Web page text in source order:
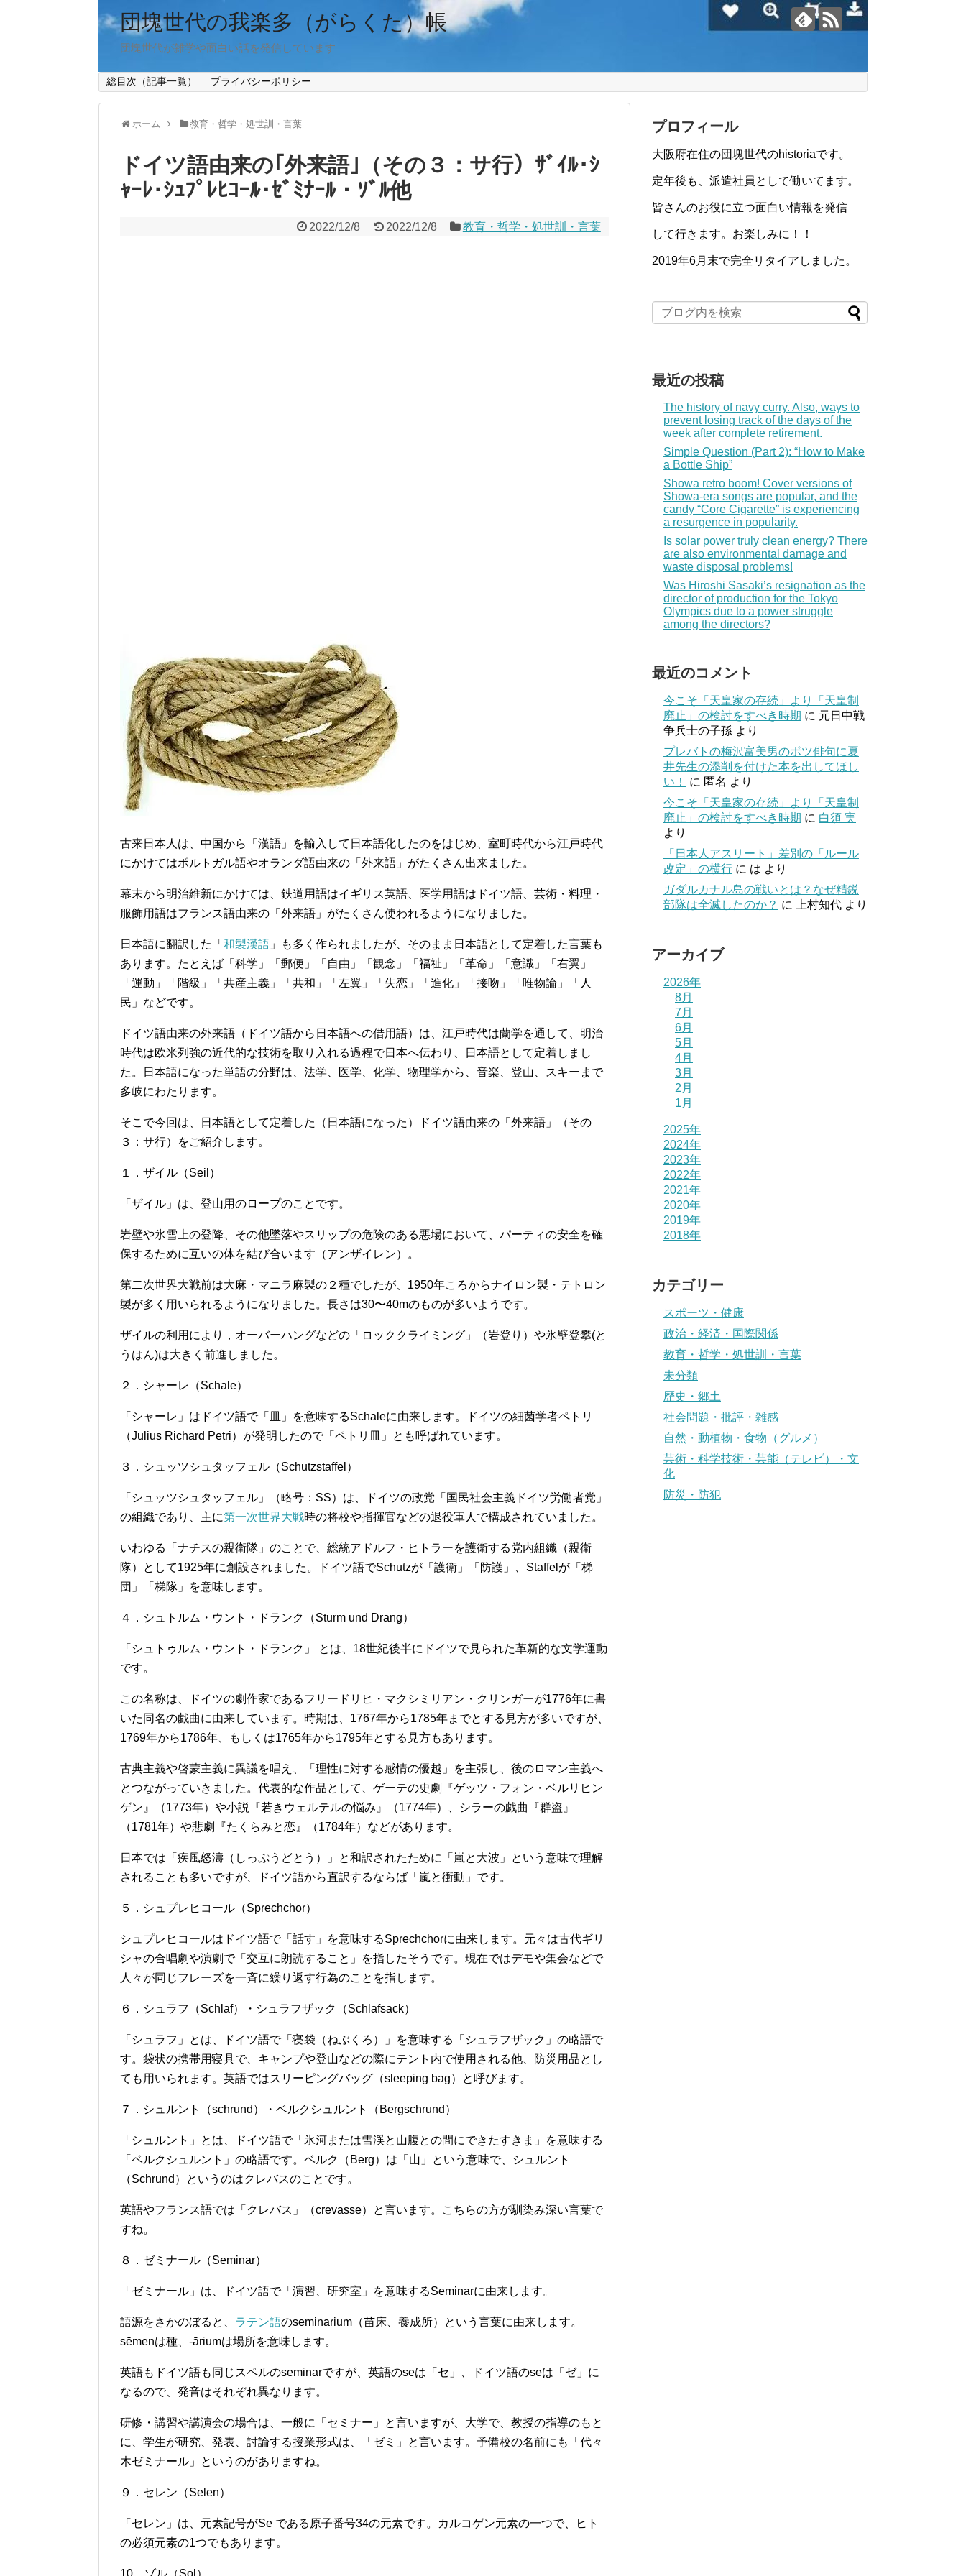
団塊世代の我楽多（がらくた）帳
団塊世代が雑学や面白い話を発信しています
総目次（記事一覧） プライバシーポリシー
ホーム 教育・哲学・処世訓・言葉
ドイツ語由来の｢外来語｣（その３：サ行）ｻﾞｲﾙ･ｼ
ｬｰﾚ･ｼｭﾌﾟﾚﾋｺｰﾙ･ｾﾞﾐﾅｰﾙ・ｿﾞﾙ他
2022/12/8 2022/12/8 教育・哲学・処世訓・言葉
古来日本人は、中国から「漢語」を輸入して日本語化したのをはじめ、室町時代から江戸時代
にかけてはポルトガル語やオランダ語由来の「外来語」がたくさん出来ました。
幕末から明治維新にかけては、鉄道用語はイギリス英語、医学用語はドイツ語、芸術・料理・
服飾用語はフランス語由来の「外来語」がたくさん使われるようになりました。
日本語に翻訳した「 和製漢語 」も多く作られましたが、そのまま日本語として定着した言葉も
あります。たとえば「科学」「郵便」「自由」「観念」「福祉」「革命」「意識」「右翼」
「運動」「階級」「共産主義」「共和」「左翼」「失恋」「進化」「接吻」「唯物論」「人
民」などです。
ドイツ語由来の外来語（ドイツ語から日本語への借用語）は、江戸時代は蘭学を通して、明治
時代は欧米列強の近代的な技術を取り入れる過程で日本へ伝わり、日本語として定着しまし
た。日本語になった単語の分野は、法学、医学、化学、物理学から、音楽、登山、スキーまで
多岐にわたります。
そこで今回は、日本語として定着した（日本語になった）ドイツ語由来の「外来語」（その
３：サ行）をご紹介します。
１．ザイル（Seil）
「ザイル」は、登山用のロープのことです。
岩壁や氷雪上の登降、その他墜落やスリップの危険のある悪場において、パーティの安全を確
保するために互いの体を結び合います（アンザイレン）。
第二次世界大戦前は大麻・マニラ麻製の２種でしたが、1950年ころからナイロン製・テトロン
製が多く用いられるようになりました。長さは30〜40mのものが多いようです。
ザイルの利用により，オーバーハングなどの「ロッククライミング」（岩登り）や氷壁登攀(と
うはん)は大きく前進しました。
２．シャーレ（Schale）
「シャーレ」はドイツ語で「皿」を意味するSchaleに由来します。ドイツの細菌学者ペトリ
（Julius Richard Petri）が発明したので「ペトリ皿」とも呼ばれています。
３．シュッツシュタッフェル（Schutzstaffel）
「シュッツシュタッフェル」（略号：SS）は、ドイツの政党「国民社会主義ドイツ労働者党」
の組織であり、主に第一次世界大戦時の将校や指揮官などの退役軍人で構成されていました。
いわゆる「ナチスの親衛隊」のことで、総統アドルフ・ヒトラーを護衛する党内組織（親衛
隊）として1925年に創設されました。ドイツ語でSchutzが「護衛」「防護」、Staffelが「梯
団」「梯隊」を意味します。
４．シュトルム・ウント・ドランク（Sturm und Drang）
「シュトゥルム・ウント・ドランク」 とは、18世紀後半にドイツで見られた革新的な文学運動
です。
この名称は、ドイツの劇作家であるフリードリヒ・マクシミリアン・クリンガーが1776年に書
いた同名の戯曲に由来しています。時期は、1767年から1785年までとする見方が多いですが、
1769年から1786年、もしくは1765年から1795年とする見方もあります。
古典主義や啓蒙主義に異議を唱え、「理性に対する感情の優越」を主張し、後のロマン主義へ
とつながっていきました。代表的な作品として、ゲーテの史劇『ゲッツ・フォン・ベルリヒン
ゲン』（1773年）や小説『若きウェルテルの悩み』（1774年）、シラーの戯曲『群盗』
（1781年）や悲劇『たくらみと恋』（1784年）などがあります。
日本では「疾風怒濤（しっぷうどとう）」と和訳されたために「嵐と大波」という意味で理解
されることも多いですが、ドイツ語から直訳するならば「嵐と衝動」です。
５．シュプレヒコール（Sprechchor）
シュプレヒコールはドイツ語で「話す」を意味するSprechchorに由来します。元々は古代ギリ
シャの合唱劇や演劇で「交互に朗読すること」を指したそうです。現在ではデモや集会などで
人々が同じフレーズを一斉に繰り返す行為のことを指します。
６．シュラフ（Schlaf）・シュラフザック（Schlafsack）
「シュラフ」とは、ドイツ語で「寝袋（ねぶくろ）」を意味する「シュラフザック」の略語で
す。袋状の携帯用寝具で、キャンプや登山などの際にテント内で使用される他、防災用品とし
ても用いられます。英語ではスリーピングバッグ（sleeping bag）と呼びます。
７．シュルント（schrund）・ベルクシュルント（Bergschrund）
「シュルント」とは、ドイツ語で「氷河または雪渓と山腹との間にできたすきま」を意味する
「ベルクシュルント」の略語です。ベルク（Berg）は「山」という意味で、シュルント
（Schrund）というのはクレバスのことです。
英語やフランス語では「クレバス」（crevasse）と言います。こちらの方が馴染み深い言葉で
すね。
８．ゼミナール（Seminar）
「ゼミナール」は、ドイツ語で「演習、研究室」を意味するSeminarに由来します。
語源をさかのぼると、 ラテン語のseminarium（苗床、養成所）という言葉に由来します。
sēmenは種、-āriumは場所を意味します。
英語もドイツ語も同じスペルのseminarですが、英語のseは「セ」、ドイツ語のseは「ゼ」に
なるので、発音はそれぞれ異なります。
研修・講習や講演会の場合は、一般に「セミナー」と言いますが、大学で、教授の指導のもと
に、学生が研究、発表、討論する授業形式は、「ゼミ」と言います。予備校の名前にも「代々
木ゼミナール」というのがありますね。
９．セレン（Selen）
「セレン」は、元素記号がSe である原子番号34の元素です。カルコゲン元素の一つで、ヒト
の必須元素の1つでもあります。
プロフィール
大阪府在住の団塊世代のhistoriaです。
定年後も、派遣社員として働いてます。
皆さんのお役に立つ面白い情報を発信
して行きます。お楽しみに！！
2019年6月末で完全リタイアしました。
最近の投稿
The history of navy curry. Also, ways to
prevent losing track of the days of the
week after complete retirement.
Simple Question (Part 2): “How to Make
a Bottle Ship”
Showa retro boom! Cover versions of
Showa-era songs are popular, and the
candy “Core Cigarette” is experiencing
a resurgence in popularity.
Is solar power truly clean energy? There
are also environmental damage and
waste disposal problems!
Was Hiroshi Sasaki’s resignation as the
director of production for the Tokyo
Olympics due to a power struggle
among the directors?
最近のコメント
今こそ「天皇家の存続」より「天皇制
廃止」の検討をすべき時期 に 元日中戦
争兵士の子孫 より
プレバトの梅沢富美男のボツ俳句に夏
井先生の添削を付けた本を出してほし
い！
に 匿名 より
今こそ「天皇家の存続」より「天皇制
廃止」の検討をすべき時期 に 白須 実
より
「日本人アスリート」差別の「ルール
改定」の横行 に は より
ガダルカナル島の戦いとは？なぜ精鋭
部隊は全滅したのか？ に 上村知代 より
アーカイブ
2026年
8月
7月
6月
5月
4月
3月
2月
1月
2025年
2024年
2023年
2022年
2021年
2020年
2019年
2018年
カテゴリー
スポーツ・健康
政治・経済・国際関係
教育・哲学・処世訓・言葉
未分類
歴史・郷土
社会問題・批評・雑感
自然・動植物・食物（グルメ）
芸術・科学技術・芸能（テレビ）・文
化
防災・防犯